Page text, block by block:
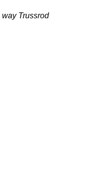
Trussrod